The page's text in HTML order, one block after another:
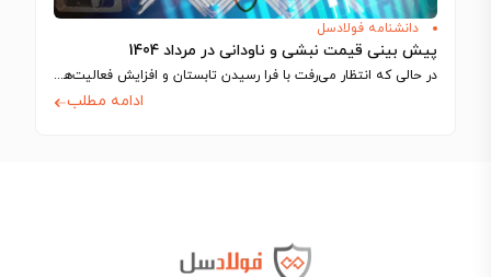
دانشنامه فولادسل
پیش بینی قیمت نبشی و ناودانی در مرداد 1404
در حالی که انتظار می‌رفت با فرا رسیدن تابستان و افزایش فعالیت‌های ساختمانی، بازار…
ادامه مطلب